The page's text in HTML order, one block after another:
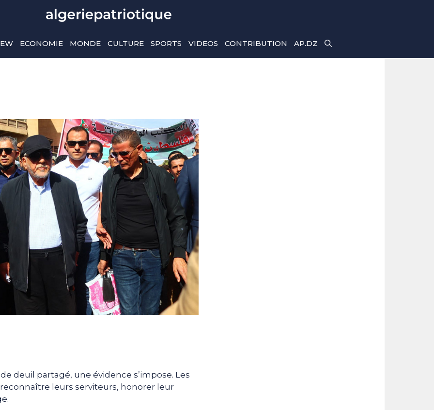
ECONOMIE MONDE CULTURE SPORTS VIDEOS CONTRIBUTION AP.DZ
deuil partagé, une évidence s’impose. Les
leurs serviteurs, honorer leur